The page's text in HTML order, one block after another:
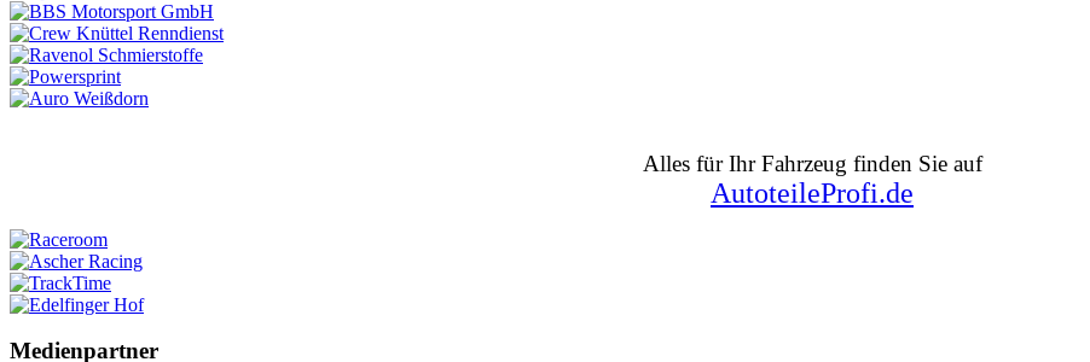
Alles für Ihr Fahrzeug finden Sie auf
AutoteileProfi.de
Medienpartner